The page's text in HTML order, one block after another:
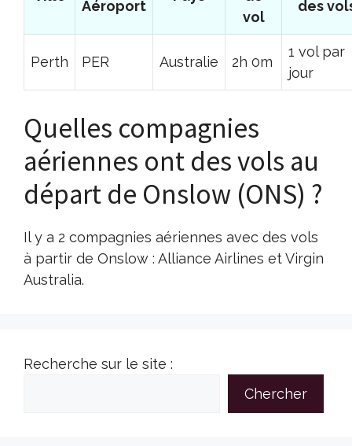
Aéroport
vol
des
Perth PER Australie 2h 0m
1 vol par
jour
Quelles compagnies
aériennes ont des vols au
départ de Onslow (ONS) ?
Il y a 2 compagnies aériennes avec des vols
à partir de Onslow : Alliance Airlines et Virgin
Australia.
Recherche sur le site :
Chercher